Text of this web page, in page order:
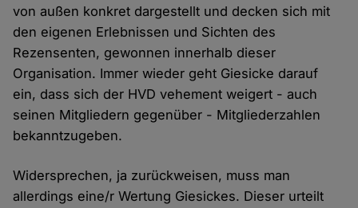
von außen konkret dargestellt und decken sich mit
den eigenen Erlebnissen und Sichten des
Rezensenten, gewonnen innerhalb dieser
Organisation. Immer wieder geht Giesicke darauf
ein, dass sich der HVD vehement weigert - auch
seinen Mitgliedern gegenüber - Mitgliederzahlen
bekanntzugeben.
Widersprechen, ja zurückweisen, muss man
allerdings eine/r Wertung Giesickes. Dieser urteilt